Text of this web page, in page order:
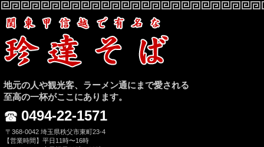
地元の人や観光客、ラーメン通にまで愛される
至高の一杯がここにあります。
0494-22-1571
〒368-0042 埼玉県秩父市東町23-4
【営業時間】平日11時〜16時